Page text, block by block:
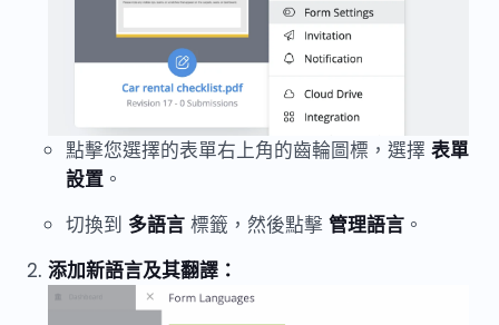
點擊您選擇的表單右上角的齒輪圖標，選擇 表單
設置。
切換到 多語言標籤，然後點擊 管理語言。
添加新語言及其翻譯：